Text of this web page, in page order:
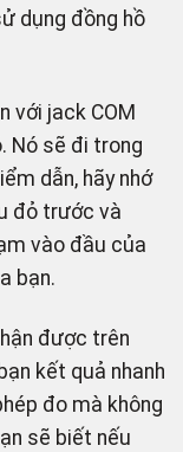
dụng đồng hồ
với jack COM
Nó sẽ đi trong
dẫn, hãy nhớ
đỏ trước và
vào đầu của
bạn.
được trên
kết quả nhanh
đo mà không
sẽ biết nếu